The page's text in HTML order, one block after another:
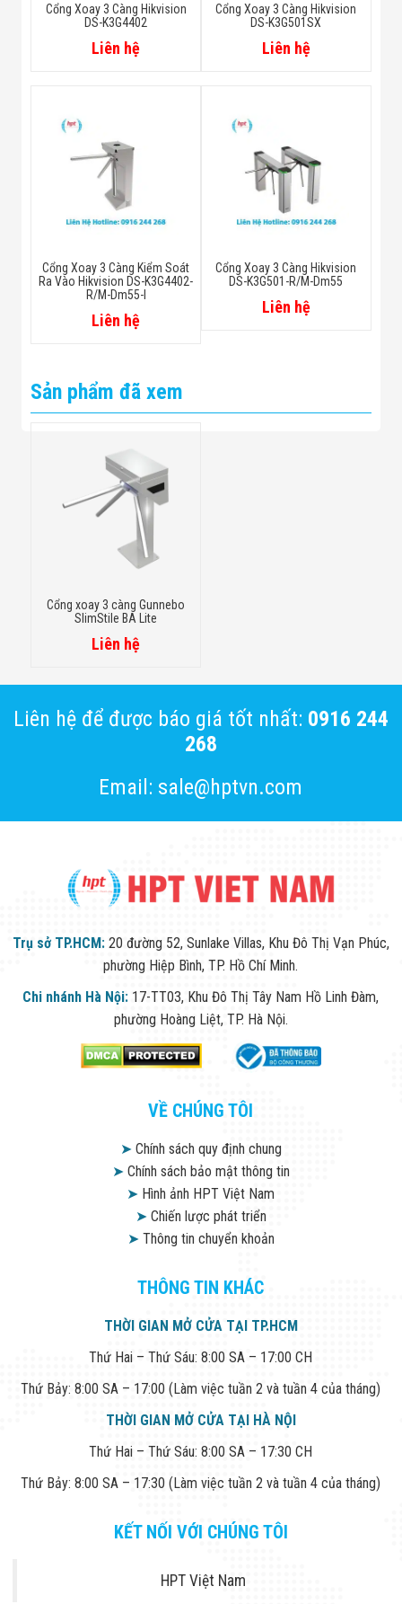
Cổng Xoay 3 Càng Hikvision
DS-K3G4402
Liên hệ
Cổng Xoay 3 Càng Hikvision
DS-K3G501SX
Liên hệ
Cổng Xoay 3 Càng Kiểm Soát
Ra Vào Hikvision DS-K3G4402-
R/M-Dm55-I
Liên hệ
Cổng Xoay 3 Càng Hikvision
DS-K3G501-R/M-Dm55
Liên hệ
Sản phẩm đã xem
Cổng xoay 3 càng Gunnebo
SlimStile BA Lite
Liên hệ
Liên hệ để được báo giá tốt nhất: 0916 244
268
Email: sale@hptvn.com
Trụ sở TP.HCM: 20 đường 52, Sunlake Villas, Khu Đô Thị Vạn Phúc,
phường Hiệp Bình, TP. Hồ Chí Minh.
Chi nhánh Hà Nội: 17-TT03, Khu Đô Thị Tây Nam Hồ Linh Đàm,
phường Hoàng Liệt, TP. Hà Nội.
VỀ CHÚNG TÔI
➤Chính sách quy định chung
➤Chính sách bảo mật thông tin
➤ Hình ảnh HPT Việt Nam
➤Chiến lược phát triển
➤Thông tin chuyển khoản
THÔNG TIN KHÁC
THỜI GIAN MỞ CỬA TẠI TP.HCM
Thứ Hai – Thứ Sáu: 8:00 SA – 17:00 CH
Thứ Bảy: 8:00 SA – 17:00 (Làm việc tuần 2 và tuần 4 của tháng)
THỜI GIAN MỞ CỬA TẠI HÀ NỘI
Thứ Hai – Thứ Sáu: 8:00 SA – 17:30 CH
Thứ Bảy: 8:00 SA – 17:30 (Làm việc tuần 2 và tuần 4 của tháng)
KẾT NỐI VỚI CHÚNG TÔI
HPT Việt Nam